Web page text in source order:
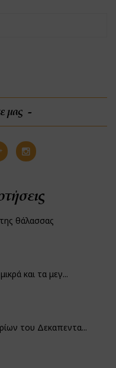
μας
θάλασσας
και τα μεγ...
του Δεκαπεντα...